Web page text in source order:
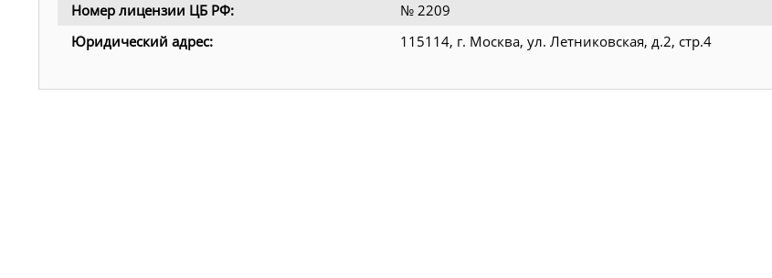
Номер лицензии ЦБ РФ:
№ 2209
Юридический адрес:
115114, г. Москва, ул. Летниковская, д.2, стр.4